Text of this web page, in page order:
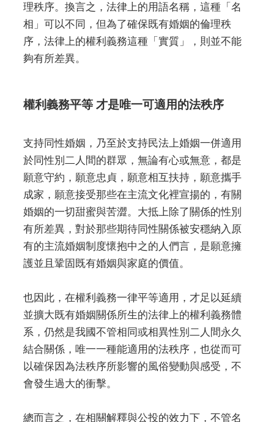
理秩序。換言之，法律上的用語名稱，這種「名
相」可以不同，但為了確保既有婚姻的倫理秩
序，法律上的權利義務這種「實質」，則並不能
夠有所差異。
權利義務平等 才是唯一可適用的法秩序
支持同性婚姻，乃至於支持民法上婚姻一併適用
於同性別二人間的群眾，無論有心或無意，都是
願意守約，願意忠貞，願意相互扶持，願意攜手
成家，願意接受那些在主流文化裡宣揚的，有關
婚姻的一切甜蜜與苦澀。大抵上除了關係的性別
有所差異，對於那些期待同性關係被安穩納入原
有的主流婚姻制度懷抱中之的人們言，是願意擁
護並且鞏固既有婚姻與家庭的價值。
也因此，在權利義務一律平等適用，才足以延續
並擴大既有婚姻關係所生的法律上的權利義務體
系，仍然是我國不管相同或相異性別二人間永久
結合關係，唯一一種能適用的法秩序，也從而可
以確保因為法秩序所影響的風俗變動與感受，不
會發生過大的衝擊。
總而言之，在相關解釋與公投的效力下，不管名